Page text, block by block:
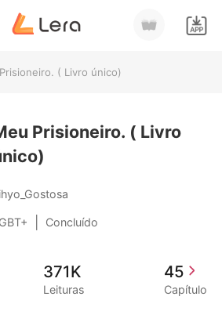
( Livro único)
Prisioneiro. ( Livro
Concluído
371K
Leituras
45
Capítulo